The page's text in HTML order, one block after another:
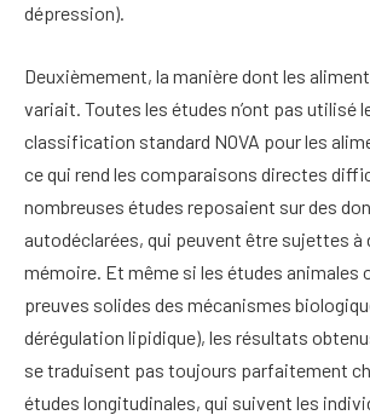
dépression).
Deuxièmement, la manière dont les
variait. Toutes les études n’ont pas utilisé
classification standard NOVA pour les
ce qui rend les comparaisons directes
nombreuses études reposaient sur des
autodéclarées, qui peuvent être sujettes à
mémoire. Et même si les études animales
preuves solides des mécanismes
dérégulation lipidique), les résultats
se traduisent pas toujours parfaitement
études longitudinales, qui suivent les